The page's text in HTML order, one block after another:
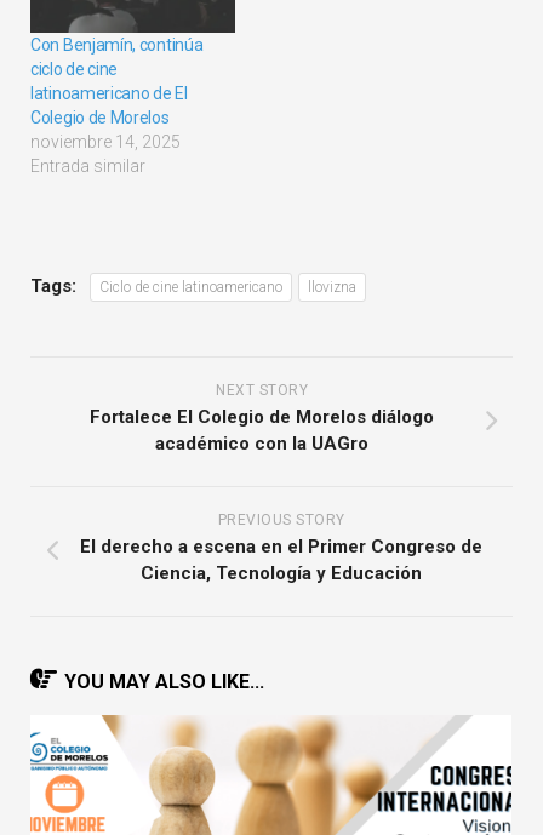
Con Benjamín, continúa
ciclo de cine
latinoamericano de El
Colegio de Morelos
noviembre 14, 2025
Entrada similar
Tags: Ciclo de cine latinoamericano llovizna
NEXT STORY
Fortalece El Colegio de Morelos diálogo
académico con la UAGro
PREVIOUS STORY
El derecho a escena en el Primer Congreso de
Ciencia, Tecnología y Educación
YOU MAY ALSO LIKE...